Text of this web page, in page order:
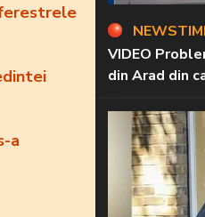
a
VIDEO
din Arad din